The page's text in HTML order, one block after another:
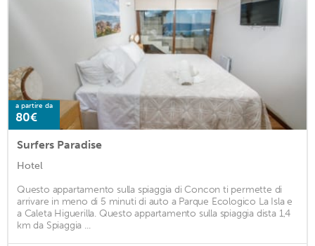
a partire da
80€
Surfers Paradise
Hotel
Questo appartamento sulla spiaggia di Concon ti permette di
arrivare in meno di 5 minuti di auto a Parque Ecologico La Isla e
a Caleta Higuerilla. Questo appartamento sulla spiaggia dista 1,4
km da Spiaggia ...